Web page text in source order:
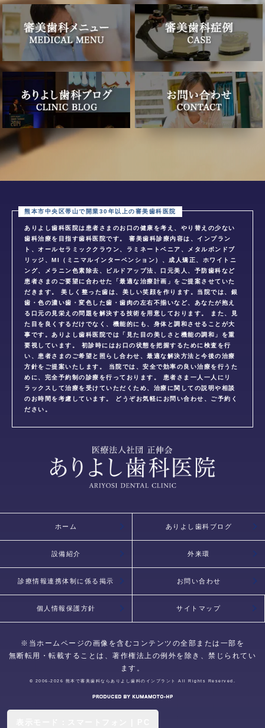
ありよし歯科医院は患者さまのお口の健康を考え、やり替えの少ない
歯科治療を目指す歯科医院です。 審美歯科診療内容は、インプラン
ト、オールセラミッククラウン、ラミネートベニア、メタルボンドブ
リッジ、MI（ミニマルインターベンション）、成人矯正、ホワイトニ
ング、メラニン色素除去、ビルドアップ法、口元美人、予防歯科など
患者さまのご要望に合わせた「最適な治療計画」をご提案させていた
だきます。 美しく整った歯は、美しい笑顔を作ります。当院では、銀
歯・色の濃い歯・変色した歯・歯肉の左右不揃いなど、あなたが抱え
る口元の見栄えの問題を解決する技術を用意しております。 また、見
た目を良くするだけでなく、機能的にも、身体と調和させることが大
事です。ありよし歯科医院では「見た目の美しさと機能の調和」を重
要視しています。 初診時にはお口の状態を把握するために検査を行
い、患者さまのご希望と照らし合わせ、最適な解決方法と今後の治療
方針をご提案いたします。 当院では、安全で効率の良い治療を行うた
めに、完全予約制の診療を行っております。 患者さま一人一人にリ
ラックスして治療を受けていただくため、治療に関しての説明や相談
のお時間を考慮しています。 どうぞお気軽にお問い合わせ、ご予約く
ださい。
ホーム ありよし歯科ブログ
設備紹介 外来環
診療情報連携体制に係る掲示 お問い合わせ
個人情報保護方針 サイトマップ
※当ホームページの画像を含むコンテンツの全部または一部を
無断転用・転載することは、著作権法上の例外を除き、禁じられてい
ます。
© 2006-2026 熊本で審美歯科ならありよし歯科のインプラント All Rights Reserved.